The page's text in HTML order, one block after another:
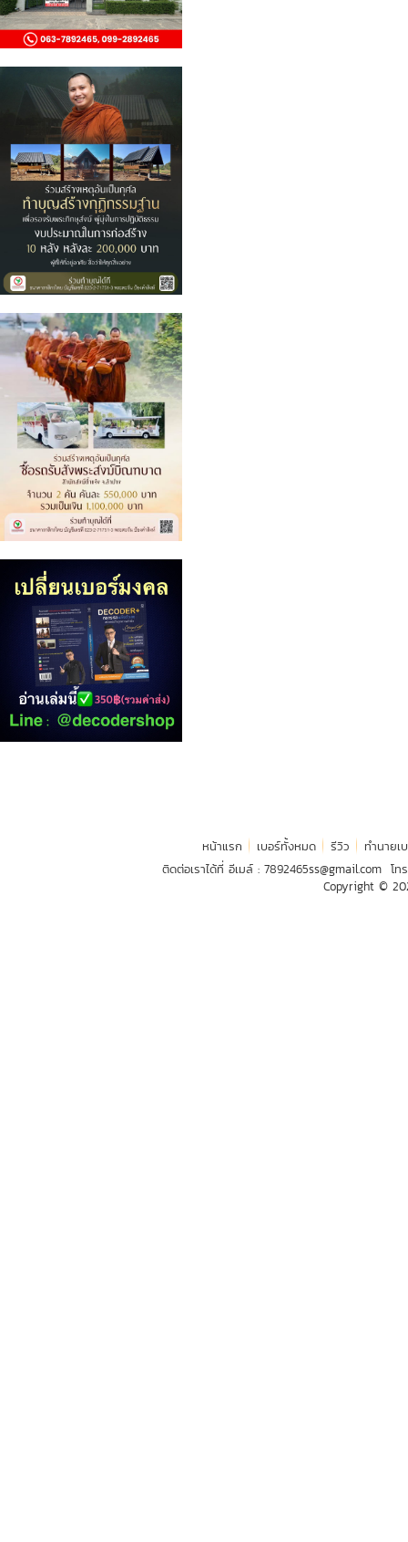
หน้าแรก เบอร์ทั้งหมด รีวิว
ทำนายเ
ติดต่อเราได้ที่ อีเมล์ : 7892465ss@gmail.com โท
Copyright ©